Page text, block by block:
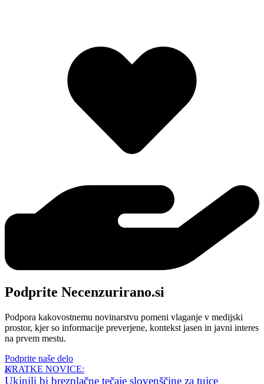
Podprite Necenzurirano.si
Podpora kakovostnemu novinarstvu pomeni vlaganje v medijski
prostor, kjer so informacije preverjene, kontekst jasen in javni interes
na prvem mestu.
Podprite naše delo
KRATKE NOVICE:
Ukinili bi brezplačne tečaje slovenščine za tujce